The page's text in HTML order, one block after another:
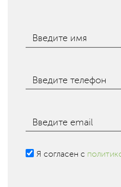
Введите имя
Введите телефон
Введите email
Я согласен с